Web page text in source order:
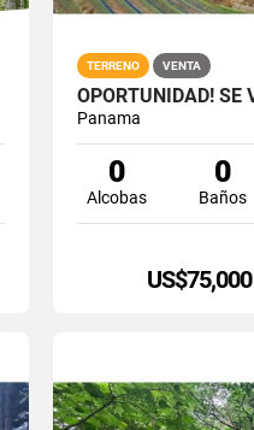
TERRENO VENTA
Panama
0
Alcobas
0
Baños
US$75,000